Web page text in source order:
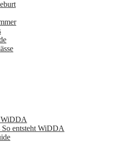
WiDDA
entsteht WiDDA